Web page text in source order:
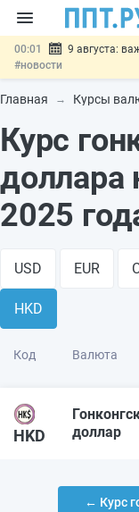
00:01
9 августа:
#новости
07.08 Подписан закон
«Честный знак»
07.08
Госпошлину за
07.08
Важно
отношений
#новости
Главная Курсы
Курс
доллара
2025
USD EUR
HKD
Код Валюта
HKD
доллар
← Курс